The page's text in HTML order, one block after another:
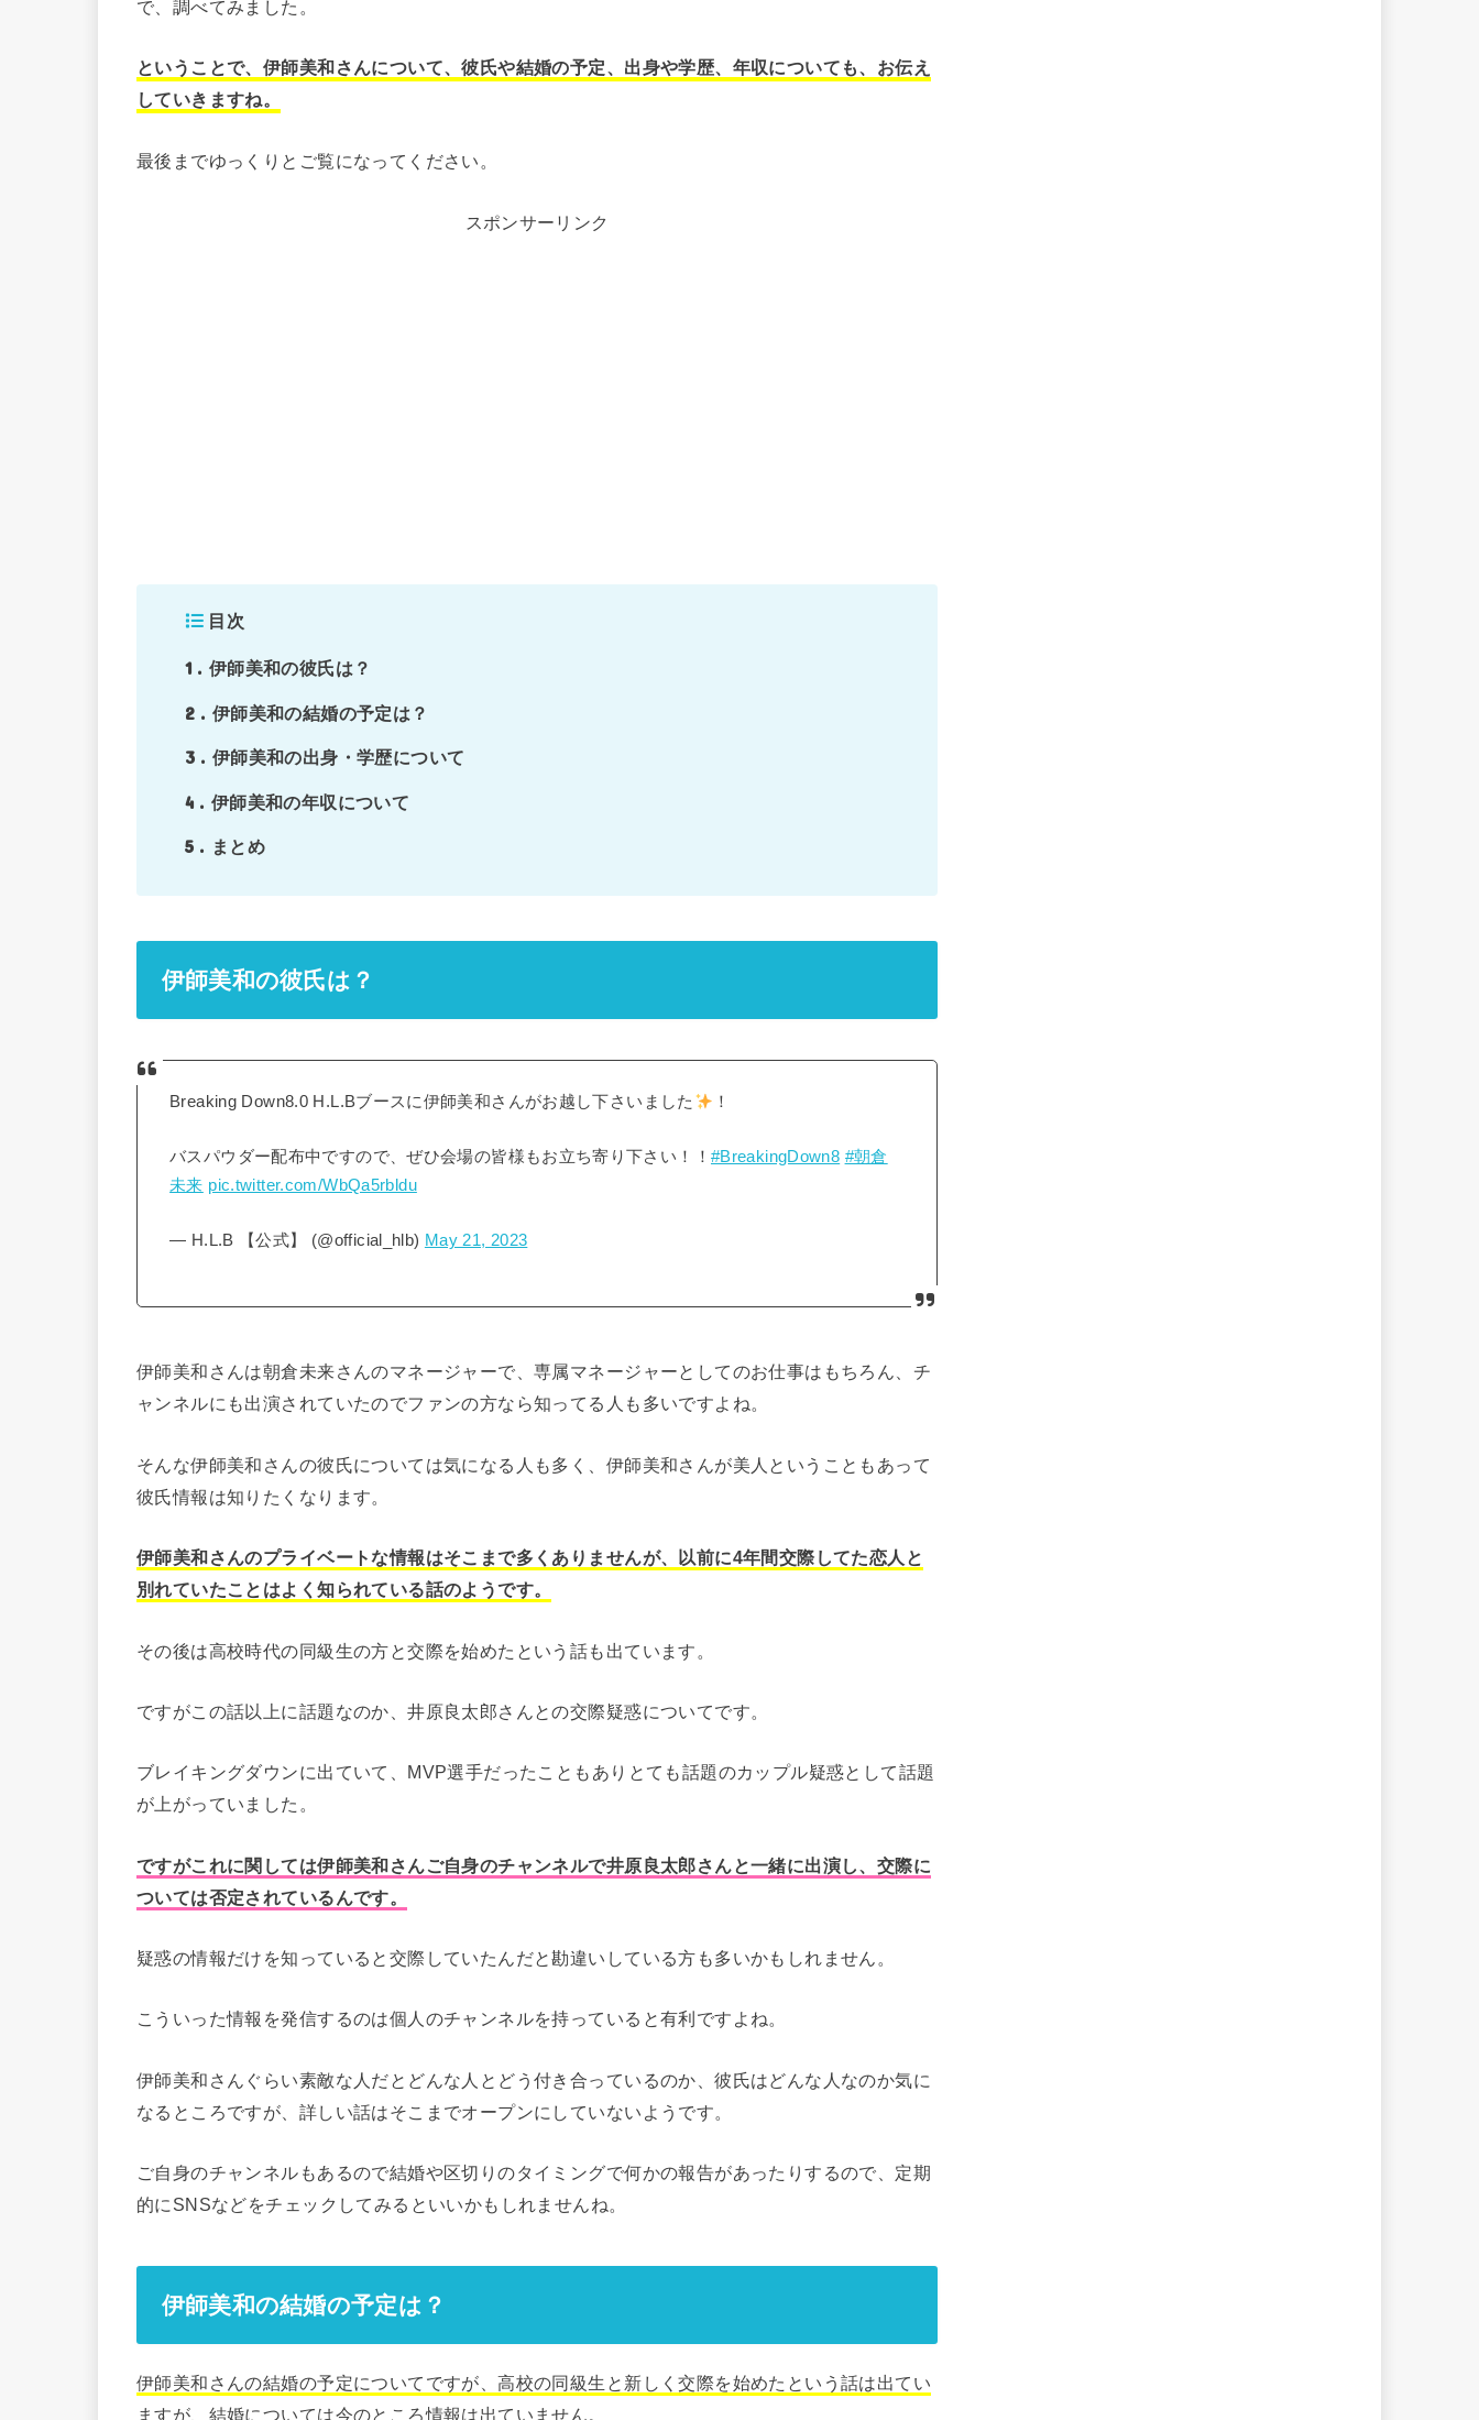
で、調べてみました。
ということで、伊師美和さんについて、彼氏や結婚の予定、出身や学歴、年収についても、お伝え
していきますね。
最後までゆっくりとご覧になってください。
スポンサーリンク
目次
1 伊師美和の彼氏は？
2 伊師美和の結婚の予定は？
3 伊師美和の出身・学歴について
4 伊師美和の年収について
5 まとめ
伊師美和の彼氏は？
Breaking Down8.0 H.L.Bブースに伊師美和さんがお越し下さいました ！
バスパウダー配布中ですので、ぜひ会場の皆様もお立ち寄り下さい！！ #BreakingDown8 #朝倉
未来 pic.twitter.com/WbQa5rbldu
— H.L.B 【公式】 (@official_hlb) May 21, 2023
伊師美和さんは朝倉未来さんのマネージャーで、専属マネージャーとしてのお仕事はもちろん、チ
ャンネルにも出演されていたのでファンの方なら知ってる人も多いですよね。
そんな伊師美和さんの彼氏については気になる人も多く、伊師美和さんが美人ということもあって
彼氏情報は知りたくなります。
伊師美和さんのプライベートな情報はそこまで多くありませんが、以前に4年間交際してた恋人と
別れていたことはよく知られている話のようです。
その後は高校時代の同級生の方と交際を始めたという話も出ています。
ですがこの話以上に話題なのか、井原良太郎さんとの交際疑惑についてです。
ブレイキングダウンに出ていて、MVP選手だったこともありとても話題のカップル疑惑として話題
が上がっていました。
ですがこれに関しては伊師美和さんご自身のチャンネルで井原良太郎さんと一緒に出演し、交際に
ついては否定されているんです。
疑惑の情報だけを知っていると交際していたんだと勘違いしている方も多いかもしれません。
こういった情報を発信するのは個人のチャンネルを持っていると有利ですよね。
伊師美和さんぐらい素敵な人だとどんな人とどう付き合っているのか、彼氏はどんな人なのか気に
なるところですが、詳しい話はそこまでオープンにしていないようです。
ご自身のチャンネルもあるので結婚や区切りのタイミングで何かの報告があったりするので、定期
的にSNSなどをチェックしてみるといいかもしれませんね。
伊師美和の結婚の予定は？
伊師美和さんの結婚の予定についてですが、高校の同級生と新しく交際を始めたという話は出てい
ますが、結婚については今のところ情報は出ていません。